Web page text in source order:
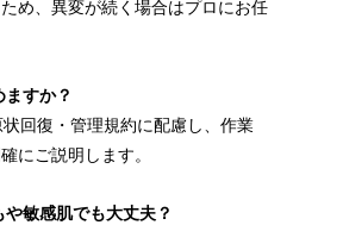
め、異変が続く場合はプロにお任
すか？
回復・管理規約に配慮し、作業
にご説明します。
敏感肌でも大丈夫？